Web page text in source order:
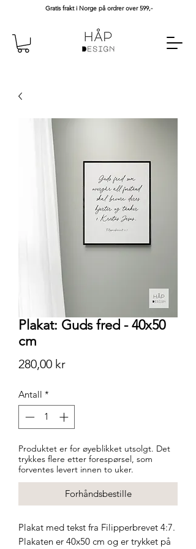
Gratis frakt i Norge på ordrer over 599,-
Plakat: Guds fred - 40x50
cm
280,00 krPris
Antall *
Produktet er for øyeblikket utsolgt. Det
trykkes flere etter forespørsel, som
forventes levert innen to uker.
Forhåndsbestille
Plakat med tekst fra Filipperbrevet 4:7.
Plakaten er 40x50 cm og er trykket på